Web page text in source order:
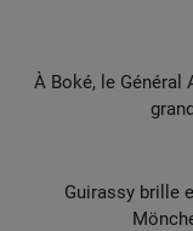
À Boké, le Général
Guirassy brille